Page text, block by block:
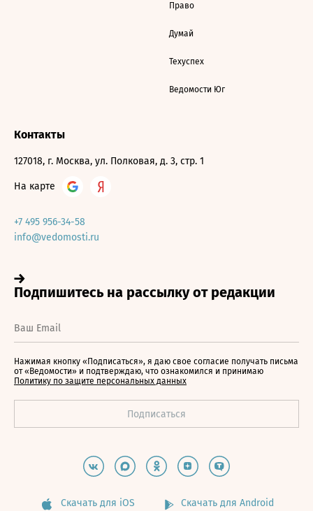
Право
Думай
Техуспех
Ведомости Юг
Контакты
127018, г. Москва, ул. Полковая, д. 3, стр. 1
На карте
+7 495 956-34-58
info@vedomosti.ru
Нажимая кнопку «Подписаться», я даю свое согласие получать письма
от «Ведомости» и подтверждаю, что ознакомился и принимаю
Политику по защите персональных данных
Скачать для iOS Скачать для Android